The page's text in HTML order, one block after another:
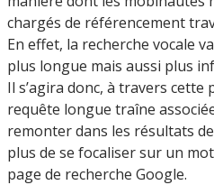
chargés de référencement
En effet, la recherche vocale
plus longue mais aussi plus
Il s’agira donc, à travers cette
requête longue traîne
remonter dans les résultats
plus de se focaliser sur un
page de recherche Google.